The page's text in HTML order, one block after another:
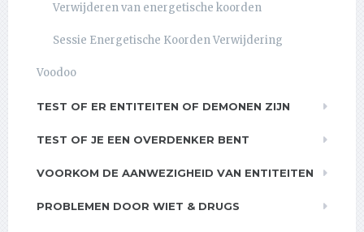
Verwijderen van energetische koorden
Sessie Energetische Koorden Verwijdering
Voodoo
TEST OF ER ENTITEITEN OF DEMONEN ZIJN
TEST OF JE EEN OVERDENKER BENT
VOORKOM DE AANWEZIGHEID VAN ENTITEITEN
PROBLEMEN DOOR WIET & DRUGS